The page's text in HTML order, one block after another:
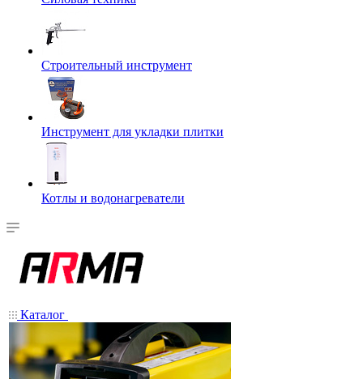
Строительный инструмент
Инструмент для укладки плитки
Котлы и водонагреватели
Каталог